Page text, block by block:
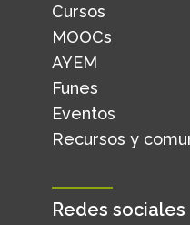
Cursos
MOOCs
AYEM
Funes
Eventos
Recursos y
Redes sociales